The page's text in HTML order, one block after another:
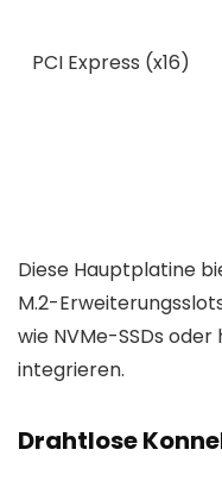
PCI Express (x16)
Diese Hauptplatine
M.2-
wie NVMe-SSDs
integrieren.
Drahtlose